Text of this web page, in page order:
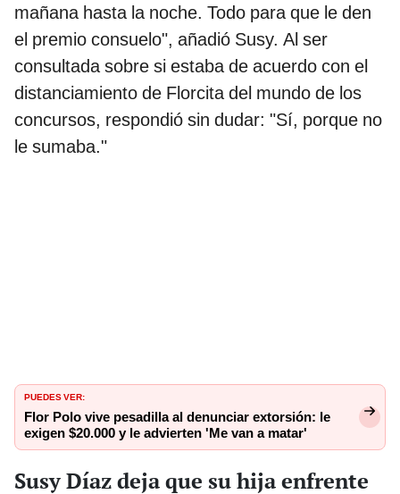
mañana hasta la noche. Todo para que le den
el premio consuelo", añadió Susy. Al ser
consultada sobre si estaba de acuerdo con el
distanciamiento de Florcita del mundo de los
concursos, respondió sin dudar: "Sí, porque no
le sumaba."
PUEDES VER:
Flor Polo vive pesadilla al denunciar extorsión: le
exigen $20.000 y le advierten 'Me van a matar'
Susy Díaz deja que su hija enfrente